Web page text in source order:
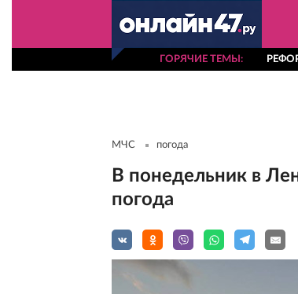
ГОРЯЧИЕ ТЕМЫ
МЧС погода
В понедельник в
погода